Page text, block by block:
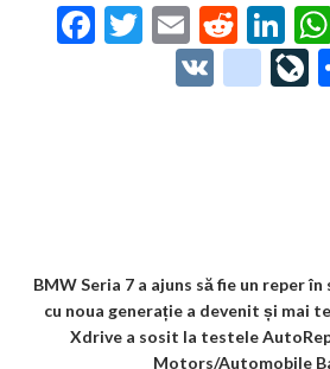
F T
w
itt
E
m
ai
R
e
d
Li
n
ke
V
g
o
o
BMW Seria 7 a ajuns să fie un reper
cu noua generație a devenit și mai
Xdrive a sosit la testele
Motors/Automobile